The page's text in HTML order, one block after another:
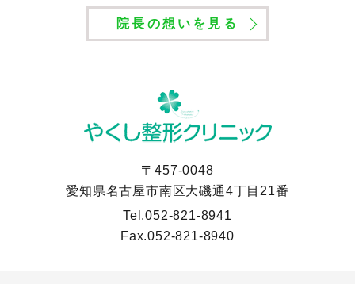
院長の想いを見る
〒457-0048
愛知県名古屋市南区大磯通4丁目21番
Tel.052-821-8941
Fax.052-821-8940